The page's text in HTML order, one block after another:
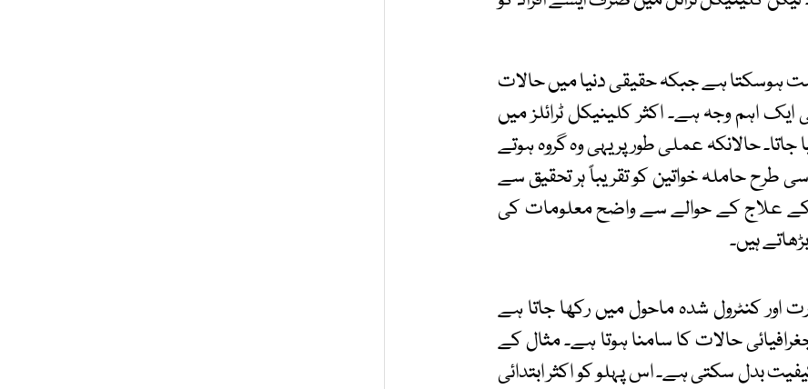
ہوسکتا ہے جبکہ حقیقی دنیا میں حالات
اہم وجہ ہے۔ اکثر کلینیکل ٹرائلز میں
حالانکہ عملی طور پر یہی وہ گروہ ہوتے
طرح حاملہ خواتین کو تقریباً ہر تحقیق سے
علاج کے حوالے سے واضح معلومات کی
ہیں۔
اور کنٹرول شدہ ماحول میں رکھا جاتا ہے
حالات کا سامنا ہوتا ہے۔ مثال کے
بدل سکتی ہے۔ اس پہلو کو اکثر ابتدائی